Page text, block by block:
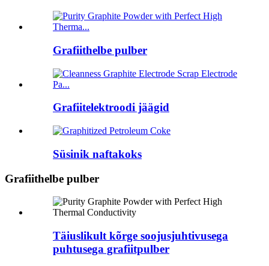
Grafiithelbe pulber
Grafiitelektroodi jäägid
Süsinik naftakoks
Grafiithelbe pulber
Täiuslikult kõrge soojusjuhtivusega
puhtusega grafiitpulber